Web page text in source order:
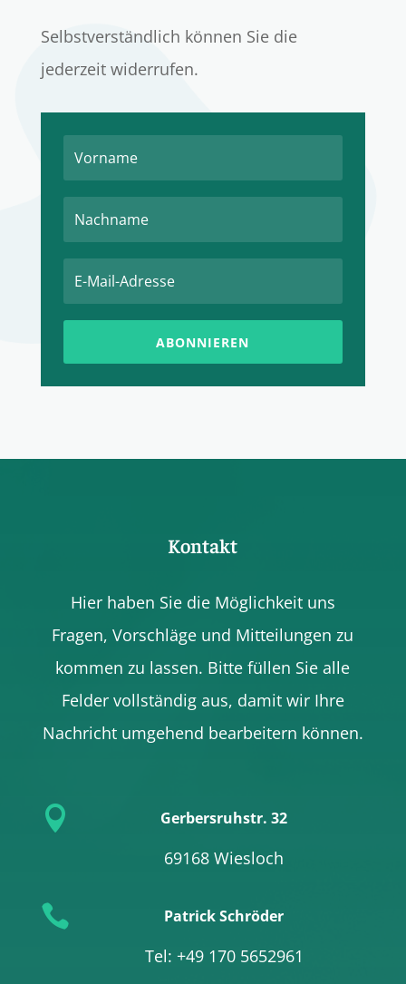
Selbstverständlich können Sie die
jederzeit widerrufen.
ABONNIEREN
Kontakt
Hier haben Sie die Möglichkeit uns
Fragen, Vorschläge und Mitteilungen zu
kommen zu lassen. Bitte füllen Sie alle
Felder vollständig aus, damit wir Ihre
Nachricht umgehend bearbeitern können.
 Gerbersruhstr. 32
69168 Wiesloch
 Patrick Schröder
Tel: +49 170 5652961